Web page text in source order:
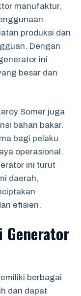
manufaktur,
produksi dan
Dengan
ini
besar dan
Somer juga
bahan bakar.
bagi pelaku
operasional.
ini turut
daerah,
efisien.
Generator
berbagai
dan dapat